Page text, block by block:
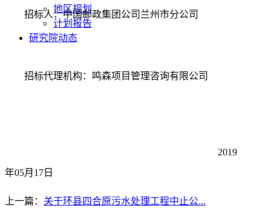
地区规划
计划报告
研究院动态
招标人：中国邮政集团公司兰州市分公司
招标代理机构：鸣森项目管理咨询有限公司
2019
年05月 17 日
上一篇： 关于环县四合原污水处理工程中止公...